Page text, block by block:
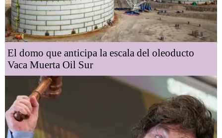
El domo que anticipa la escala del oleoducto
Vaca Muerta Oil Sur